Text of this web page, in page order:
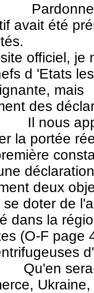
moi
avait été
officiel, je
d 'Etats
mais
des
la portée
deux
se doter de
dans la
(O-F page
sera-t-il